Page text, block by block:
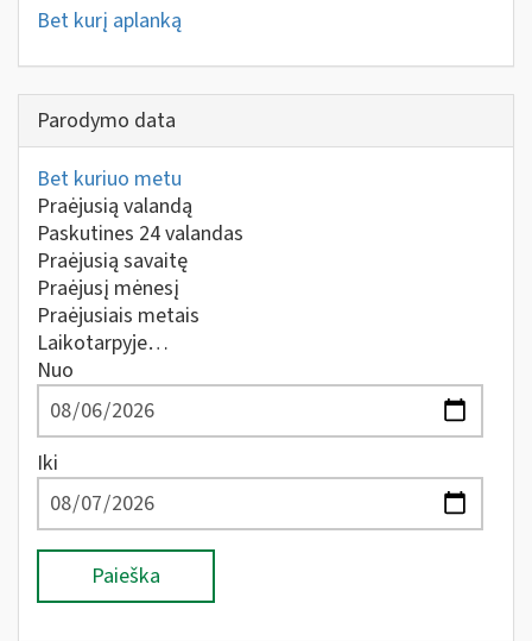
Bet kurį aplanką
Parodymo data
Bet kuriuo metu
Praėjusią valandą
Paskutines 24 valandas
Praėjusią savaitę
Praėjusį mėnesį
Praėjusiais metais
Laikotarpyje…
Nuo
Iki
Paieška